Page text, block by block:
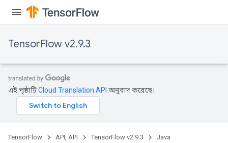
TensorFlow v2.9.3
এই পৃষ্ঠাটিCloud Translation API অনুবাদ করেছে।
TensorFlow API, API TensorFlow v2.9.3 Java